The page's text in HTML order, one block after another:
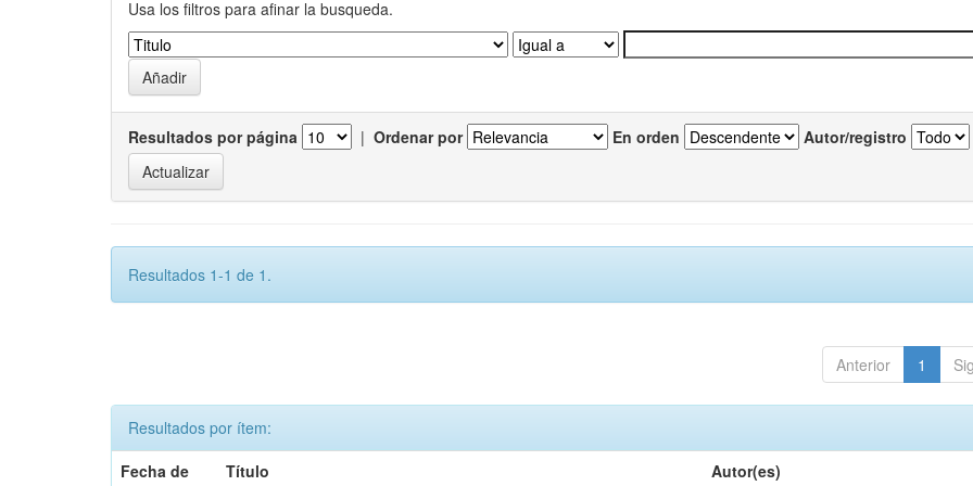
Usa los filtros para afinar la busqueda.
Resultados por página | Ordenar por En orden Autor/registro
Resultados 1-1 de 1.
Anterior 1
Resultados por ítem:
Fecha de
Título Autor(es)